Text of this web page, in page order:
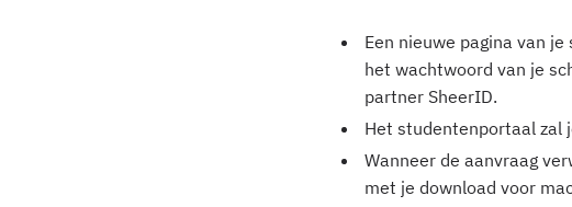
Een nieuwe pagina van
het wachtwoord van je
partner SheerID.
Het studentenportaal zal
Wanneer de aanvraag
met je download voor